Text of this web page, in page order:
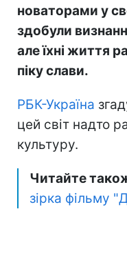
новаторами у
здобули
але їхні життя
піку слави.
РБК-Україна
цей світ надто
культуру.
Читайте
зірка фільму